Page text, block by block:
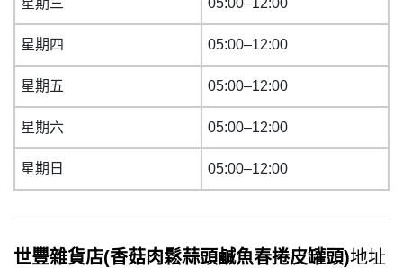
星期三 05:00–12:00
星期四 05:00–12:00
星期五 05:00–12:00
星期六 05:00–12:00
星期日 05:00–12:00
世豐雜貨店(香菇肉鬆蒜頭鹹魚春捲皮罐頭)地址